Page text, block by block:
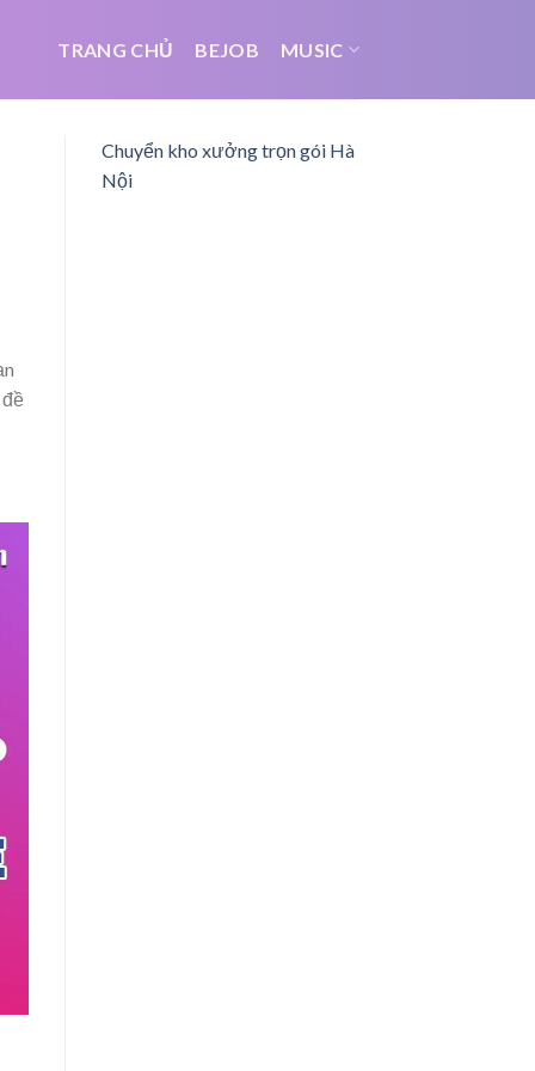
TRANG CHỦ BEJOB MUSIC
Chuyển kho xưởng trọn gói Hà
Nội